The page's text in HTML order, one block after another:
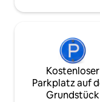
Kostenloser
Parkplatz auf
Grundstück